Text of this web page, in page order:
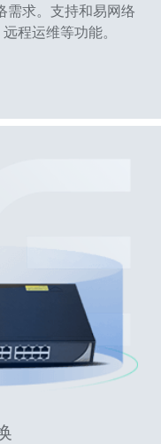
需求。支持和易网络
程运维等功能。